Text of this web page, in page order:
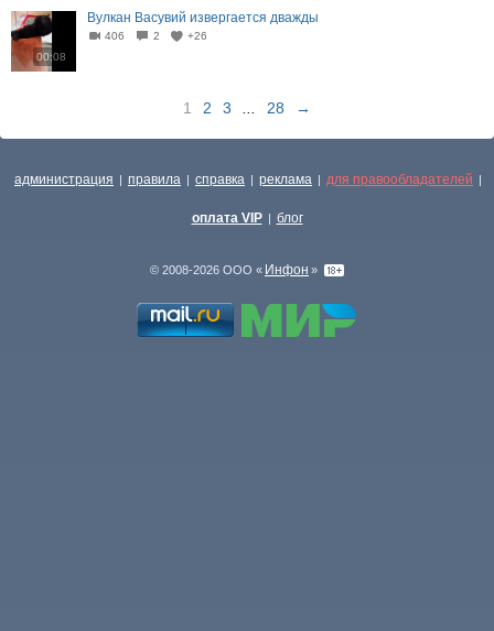
00:08
Вулкан Васувий извергается дважды
406 2 +26
1 2 3 28 →
администрация | правила | справка | реклама | для правообладателей |
оплата VIP | блог
© 2008-2026 ООО « Инфон »